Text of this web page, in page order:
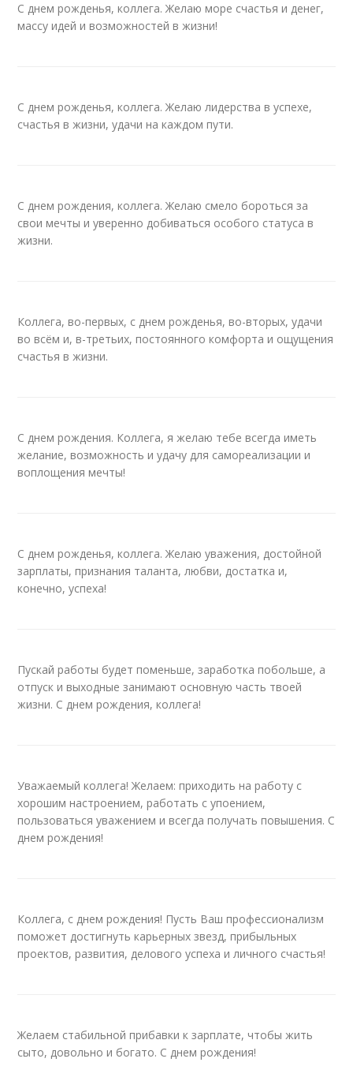
С днем рожденья, коллега. Желаю море счастья и денег,
массу идей и возможностей в жизни!
С днем рожденья, коллега. Желаю лидерства в успехе,
счастья в жизни, удачи на каждом пути.
С днем рождения, коллега. Желаю смело бороться за
свои мечты и уверенно добиваться особого статуса в
жизни.
Коллега, во-первых, с днем рожденья, во-вторых, удачи
во всём и, в-третьих, постоянного комфорта и ощущения
счастья в жизни.
С днем рождения. Коллега, я желаю тебе всегда иметь
желание, возможность и удачу для самореализации и
воплощения мечты!
С днем рожденья, коллега. Желаю уважения, достойной
зарплаты, признания таланта, любви, достатка и,
конечно, успеха!
Пускай работы будет поменьше, заработка побольше, а
отпуск и выходные занимают основную часть твоей
жизни. С днем рождения, коллега!
Уважаемый коллега! Желаем: приходить на работу с
хорошим настроением, работать с упоением,
пользоваться уважением и всегда получать повышения. С
днем рождения!
Коллега, с днем рождения! Пусть Ваш профессионализм
поможет достигнуть карьерных звезд, прибыльных
проектов, развития, делового успеха и личного счастья!
Желаем стабильной прибавки к зарплате, чтобы жить
сыто, довольно и богато. С днем рождения!